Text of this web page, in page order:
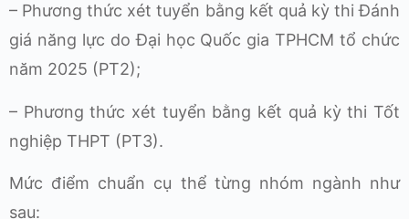
– Phương thức xét tuyển bằng kết quả kỳ thi Đánh
giá năng lực do Đại học Quốc gia TPHCM tổ chức
năm 2025 (PT2);
– Phương thức xét tuyển bằng kết quả kỳ thi Tốt
nghiệp THPT (PT3).
Mức điểm chuẩn cụ thể từng nhóm ngành như
sau: